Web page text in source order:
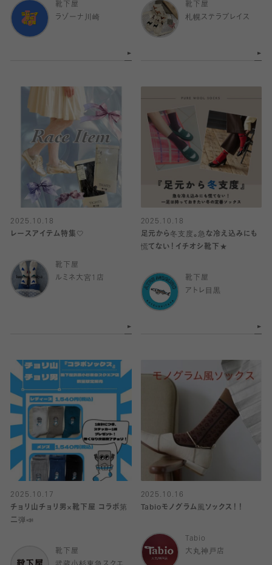
靴下屋
ラゾーナ川崎
靴下屋
札幌ステラプレイス
2025.10.18
レースアイテム特集🤍
靴下屋
ルミネ大宮1店
2025.10.18
足元から冬支度。急な冷え込みにも
慌てない！イチオシ靴下★
靴下屋
アトレ目黒
2025.10.17
チョリ山チョリ男×靴下屋 コラボ第
二弾📣
靴下屋
2025.10.16
Tabioモノグラム風ソックス！！
Tabio
大丸神戸店